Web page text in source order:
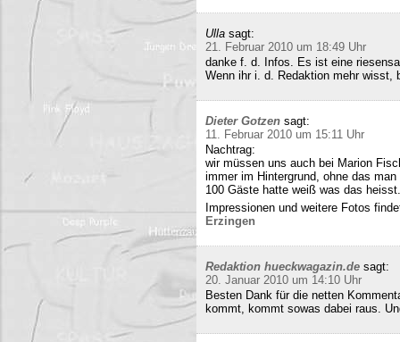
Ulla sagt:
21. Februar 2010 um 18:49 Uhr
danke f. d. Infos. Es ist eine
Wenn ihr i. d. Redaktion mehr wisst,
Dieter Gotzen sagt:
11. Februar 2010 um 15:11 Uhr
Nachtrag:
wir müssen uns auch bei Marion
immer im Hintergrund, ohne das
100 Gäste hatte weiß was das heisst.
Impressionen und weitere Fotos
Erzingen
Redaktion hueckwagazin.de sagt:
20. Januar 2010 um 14:10 Uhr
Besten Dank für die netten
kommt, kommt sowas dabei raus.